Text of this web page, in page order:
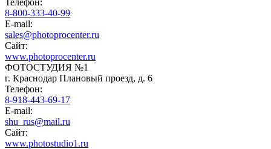
8-800-333-40-99
E-mail:
sales@photoprocenter.ru
Сайт:
www.photoprocenter.ru
ФОТОСТУДИЯ №1
г. Краснодар Плановый проезд, д. 6
Телефон:
8-918-443-69-17
E-mail:
shu_rus@mail.ru
Сайт:
www.photostudio1.ru